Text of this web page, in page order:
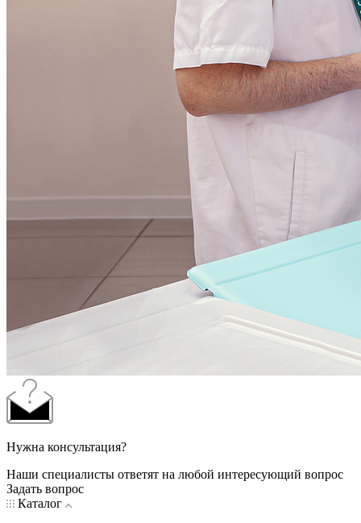
Нужна консультация?
Наши специалисты ответят на любой интересующий вопрос
Задать вопрос
Каталог